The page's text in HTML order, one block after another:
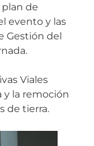
de
evento y las
Gestión del
Viales
y la remoción
de tierra.